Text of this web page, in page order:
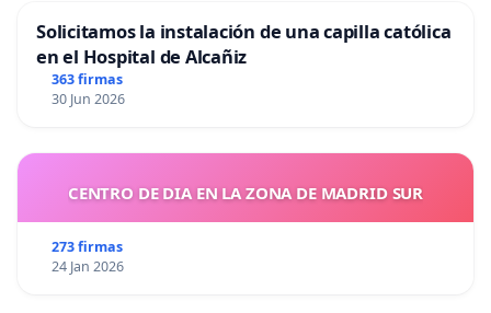
Solicitamos la instalación de una capilla católica
en el Hospital de Alcañiz
363 firmas
30 Jun 2026
CENTRO DE DIA EN LA ZONA DE MADRID SUR
273 firmas
24 Jan 2026